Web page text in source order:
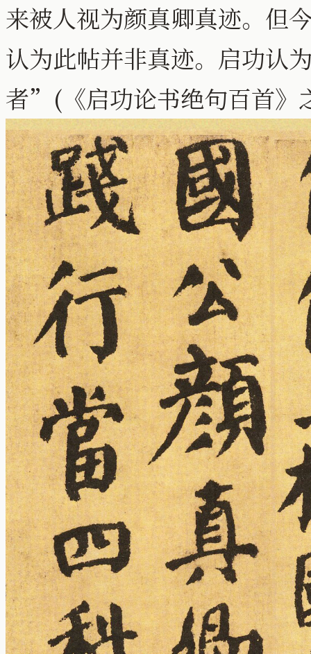
来被人视为颜真卿真迹。但
认为此帖并非真迹。启功认
者”(《启功论书绝句百首